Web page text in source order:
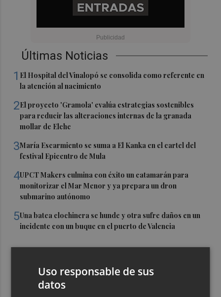
Últimas Noticias
1 El Hospital del Vinalopó se consolida como referente en
la atención al nacimiento
2El proyecto 'Gramola' evalúa estrategias sostenibles
para reducir las alteraciones internas de la granada
mollar de Elche
3María Escarmiento se suma a El Kanka en el cartel del
festival Epicentro de Mula
4UPCT Makers culmina con éxito un catamarán para
monitorizar el Mar Menor y ya prepara un dron
submarino autónomo
5Una batea clochinera se hunde y otra sufre daños en un
incidente con un buque en el puerto de Valencia
Uso responsable de sus
datos